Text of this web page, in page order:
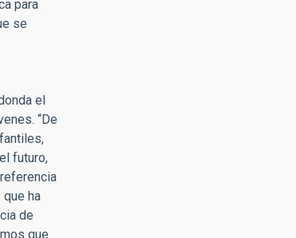
para
se
el
“De
futuro,
ha
de
que